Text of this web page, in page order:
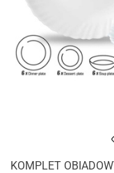
KOMPLET